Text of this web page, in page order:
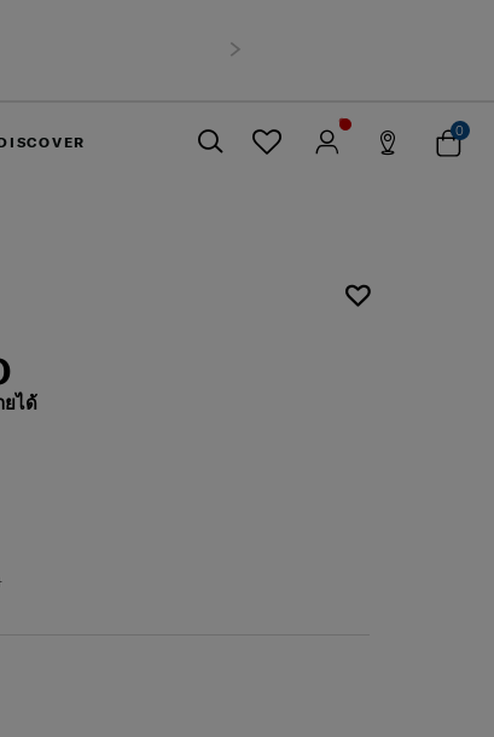
0
ยได้